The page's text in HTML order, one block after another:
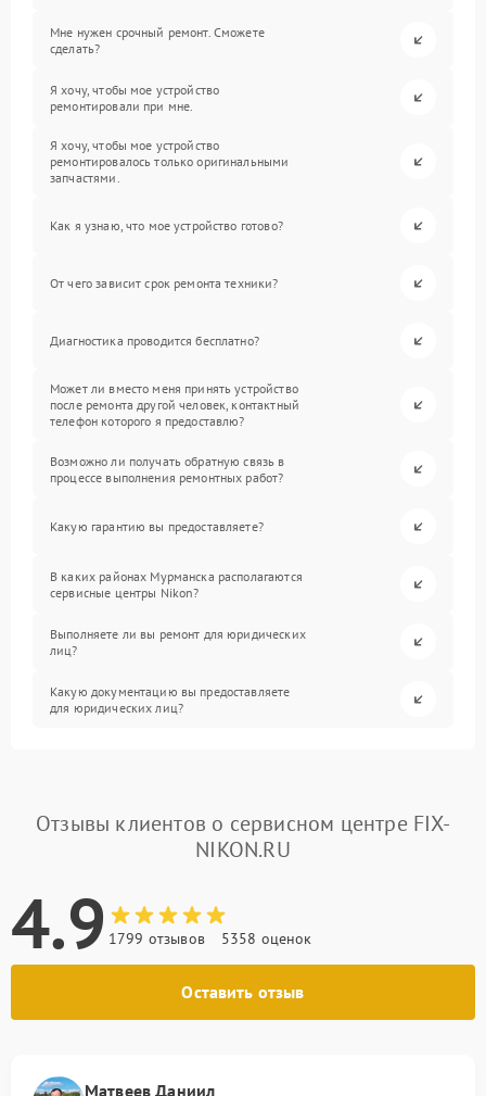
Мне нужен срочный ремонт. Сможете
сделать?
Я хочу, чтобы мое устройство
ремонтировали при мне.
Я хочу, чтобы мое устройство
ремонтировалось только оригинальными
запчастями.
Как я узнаю, что мое устройство готово?
От чего зависит срок ремонта техники?
Диагностика проводится бесплатно?
Может ли вместо меня принять устройство
после ремонта другой человек, контактный
телефон которого я предоставлю?
Возможно ли получать обратную связь в
процессе выполнения ремонтных работ?
Какую гарантию вы предоставляете?
В каких районах Мурманска располагаются
сервисные центры Nikon?
Выполняете ли вы ремонт для юридических
лиц?
Какую документацию вы предоставляете
для юридических лиц?
Отзывы клиентов о сервисном центре FIX-
NIKON.RU
4.9 1799 отзывов 5358 оценок
Оставить отзыв
Матвеев Даниил